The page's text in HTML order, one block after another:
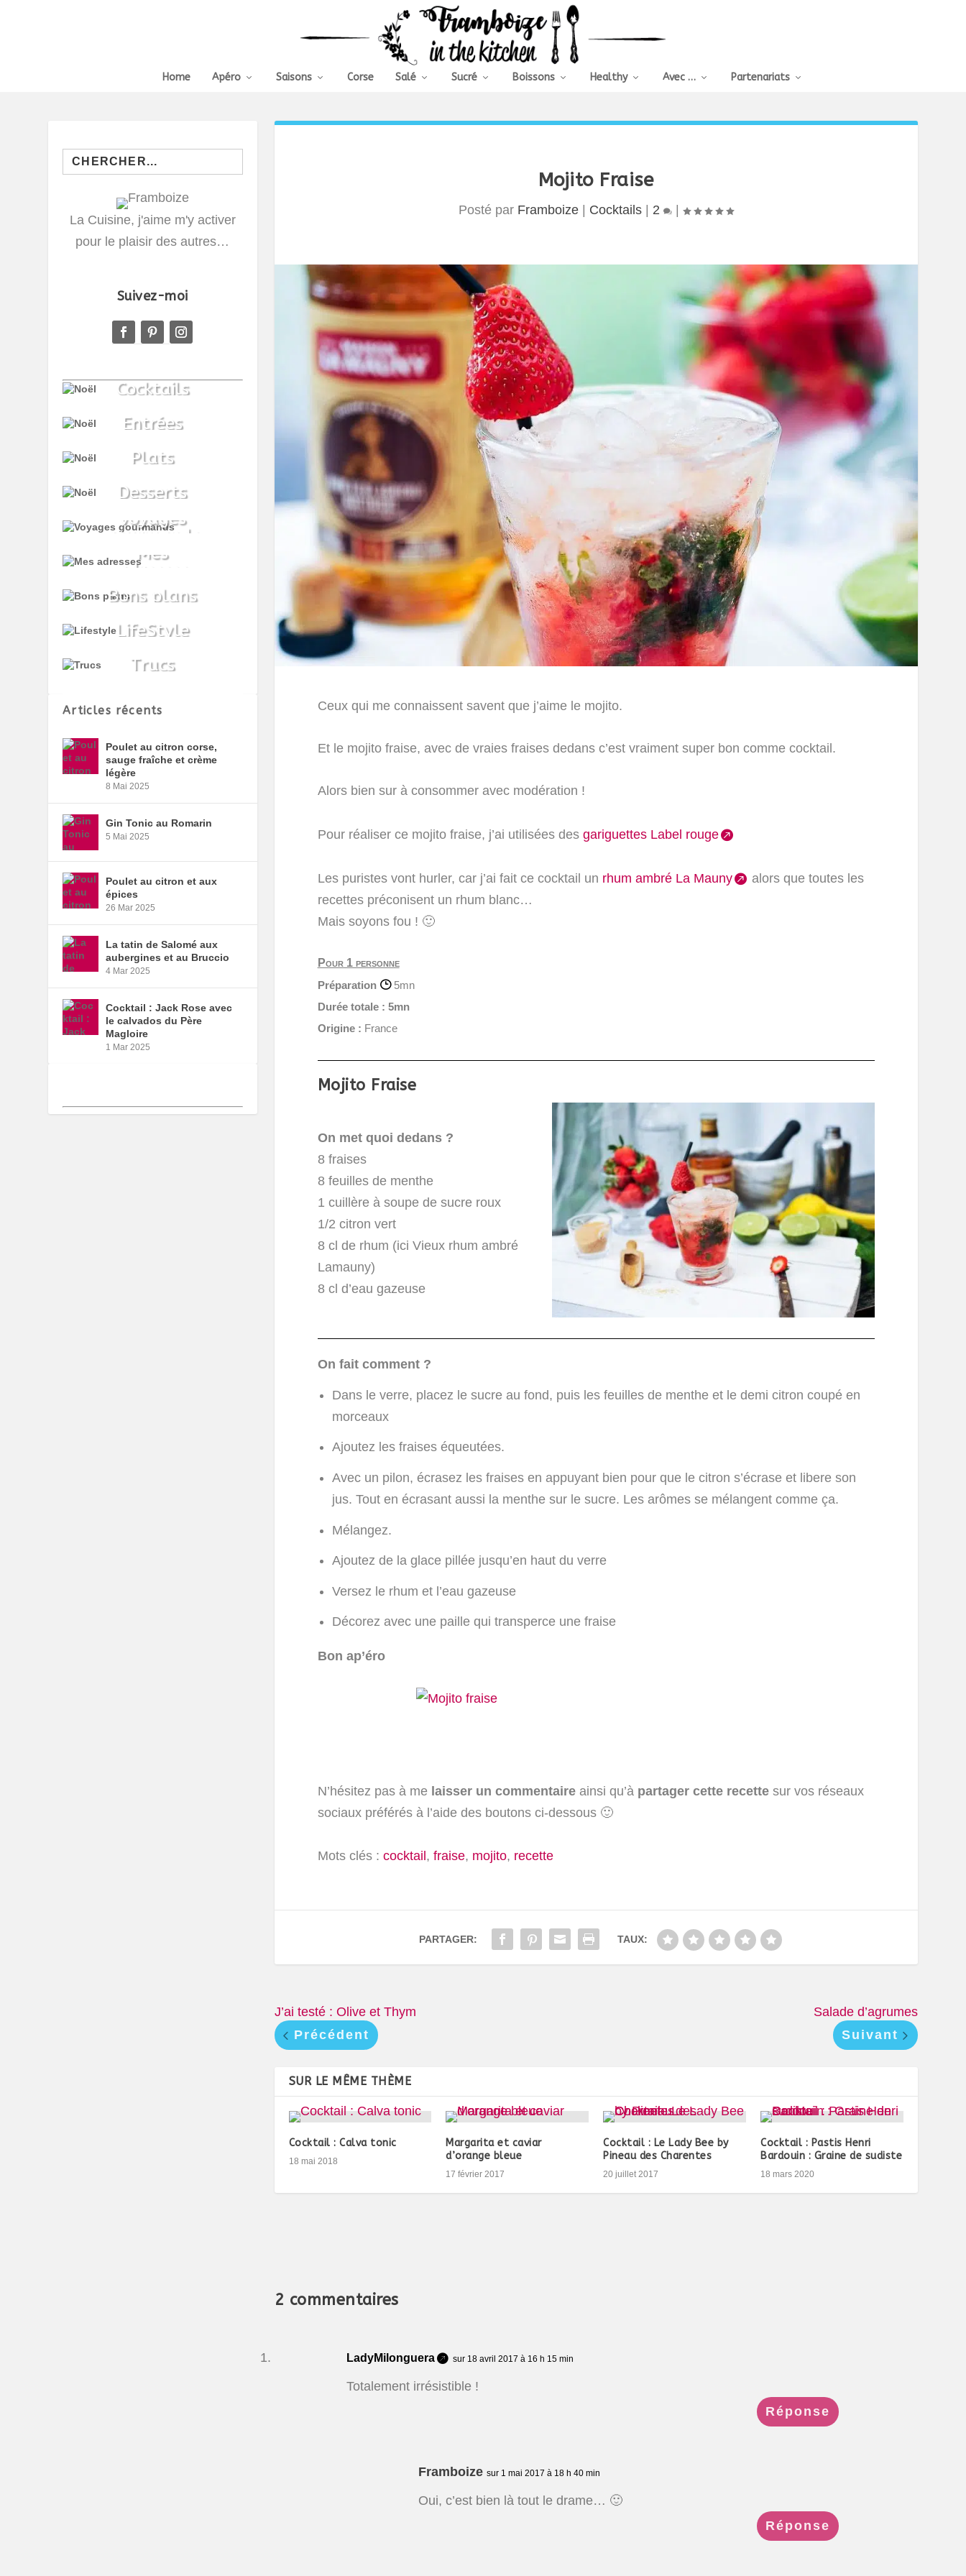
Home Apéro Saisons Corse Salé Sucré Boissons Healthy Avec … Partenariats
Mojito Fraise
Posté par Framboize Cocktails 2 |
Ceux qui me connaissent savent que j’aime le mojito.
Et le mojito fraise, avec de vraies fraises dedans c’est vraiment super bon comme cocktail.
Alors bien sur à consommer avec modération !
Pour réaliser ce mojito fraise, j’ai utilisées desgariguettes Label rouge
Les puristes vont hurler, car j’ai fait ce cocktail un rhum ambré La Mauny
alors que toutes les
recettes préconisent un rhum blanc…
Mais soyons fou ! 🙂
Pour 1 personne
Préparation
5mn
Durée totale : 5mn
Origine : France
Mojito Fraise
On met quoi dedans ?
8 fraises
8 feuilles de menthe
1 cuillère à soupe de sucre roux
1/2 citron vert
8 cl de rhum (ici Vieux rhum ambré
Lamauny)
8 cl d’eau gazeuse
On fait comment ?
Dans le verre, placez le sucre au fond, puis les feuilles de menthe et le demi citron coupé en
morceaux
Ajoutez les fraises équeutées.
Avec un pilon, écrasez les fraises en appuyant bien pour que le citron s’écrase et libere son
jus. Tout en écrasant aussi la menthe sur le sucre. Les arômes se mélangent comme ça.
Mélangez.
Ajoutez de la glace pillée jusqu’en haut du verre
Versez le rhum et l’eau gazeuse
Décorez avec une paille qui transperce une fraise
Bon ap’éro
N’hésitez pas à me laisser un commentaireainsi qu’à partager cette recettesur vos réseaux
sociaux préférés à l’aide des boutons ci-dessous 🙂
Mots clés : cocktail, fraise, mojito, recette
PARTAGER: TAUX:
J’ai testé : Olive et Thym
Précédent
Salade d’agrumes
Suivant
SUR LE MÊME THÈME
Cocktail : Calva tonic
18 mai 2018
Margarita et caviar
d’orange bleue
17 février 2017
Cocktail : Le Lady Bee by
Pineau des Charentes
20 juillet 2017
Cocktail : Pastis Henri
Bardouin : Graine de sudiste
18 mars 2020
2 commentaires
LadyMilonguera sur 18 avril 2017 à 16 h 15 min
Totalement irrésistible !
Réponse
Framboize sur 1 mai 2017 à 18 h 40 min
Oui, c’est bien là tout le drame… 🙂
Réponse
Search
for:
La Cuisine, j'aime m'y activer
pour le plaisir des autres…
Suivez-moi
Articles récents
Poulet au citron corse,
sauge fraîche et crème
légère
8 Mai 2025
Gin Tonic au Romarin
5 Mai 2025
Poulet au citron et aux
épices
26 Mar 2025
La tatin de Salomé aux
aubergines et au Bruccio
4 Mar 2025
Cocktail : Jack Rose avec
le calvados du Père
Magloire
1 Mar 2025